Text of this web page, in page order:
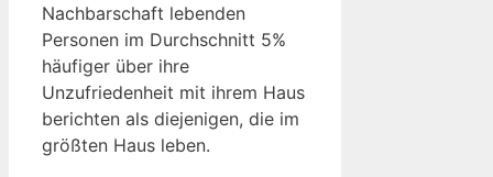
Nachbarschaft lebenden
Personen im Durchschnitt 5%
häufiger über ihre
Unzufriedenheit mit ihrem Haus
berichten als diejenigen, die im
größten Haus leben.